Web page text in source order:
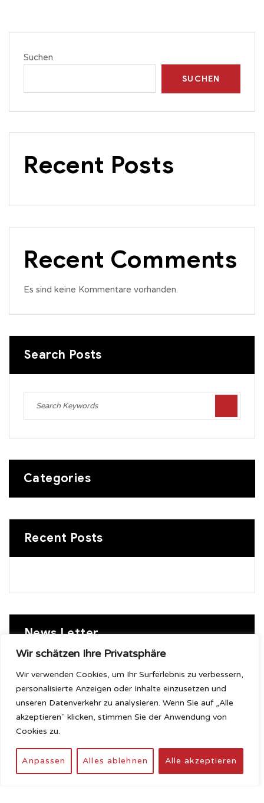
Wir schätzen Ihre Privatsphäre
Wir verwenden Cookies, um Ihr Surferlebnis zu verbessern,
personalisierte Anzeigen oder Inhalte einzusetzen und
unseren Datenverkehr zu analysieren. Wenn Sie auf „Alle
akzeptieren" klicken, stimmen Sie der Anwendung von
Cookies zu.
Anpassen Alles ablehnen Alle akzeptieren
Suchen
SUCHEN
Recent Posts
Recent Comments
Es sind keine Kommentare vorhanden.
Search Posts
Categories
Recent Posts
News Letter
Sign up to receive the latest posts from us